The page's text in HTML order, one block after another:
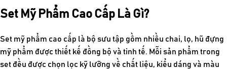
Set Mỹ Phẩm Cao Cấp Là Gì?
Set mỹ phẩm cao cấp là bộ sưu tập gồm nhiều chai, lọ, hũ đựng
mỹ phẩm được thiết kế đồng bộ và tinh tế. Mỗi sản phẩm trong
set đều được chọn lọc kỹ lưỡng về chất liệu, kiểu dáng và màu